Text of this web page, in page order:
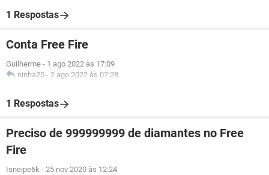
1 Respostas
Conta Free Fire
Guilherme - 1 ago 2022 às 17:09
ninha25 - 2 ago 2022 às 07:28
1 Respostas
Preciso de 999999999 de diamantes no Free
Fire
Isneipe6k - 25 nov 2020 às 12:24